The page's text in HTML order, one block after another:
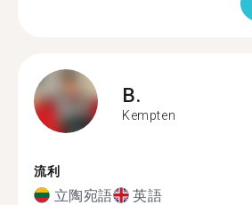
B.
Kempten
流利
立陶宛語 英語